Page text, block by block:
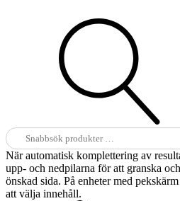
Sök
efter:
När automatisk komplettering av
upp- och nedpilarna för att granska
önskad sida. På enheter med
att välja innehåll.